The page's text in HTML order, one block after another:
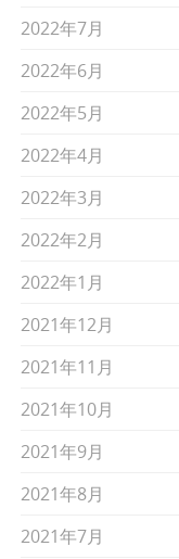
2022年7月
2022年6月
2022年5月
2022年4月
2022年3月
2022年2月
2022年1月
2021年12月
2021年11月
2021年10月
2021年9月
2021年8月
2021年7月